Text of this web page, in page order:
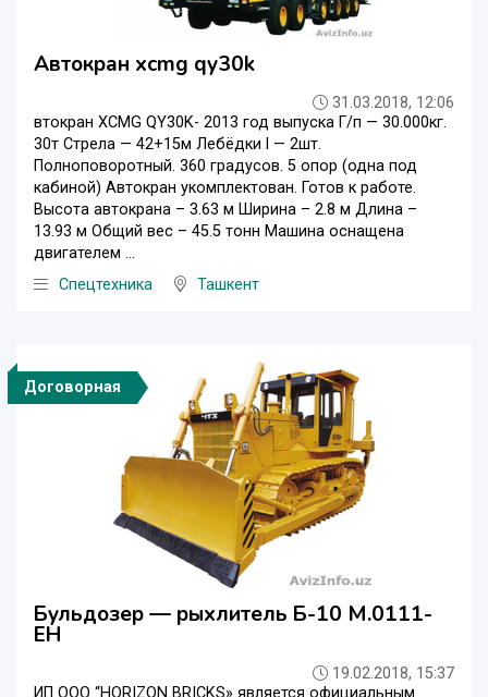
Автокран xcmg qy30k
31.03.2018, 12:06
втокран XCMG QY30K- 2013 год выпуска Г/п — 30.000кг.
30т Стрела — 42+15м Лебёдки l — 2шт.
Полноповоротный. 360 градусов. 5 опор (одна под
кабиной) Автокран укомплектован. Готов к работе.
Высота автокрана – 3.63 м Ширина – 2.8 м Длина –
13.93 м Общий вес – 45.5 тонн Машина оснащена
двигателем ...
Спецтехника
Ташкент
Договорная
Бульдозер — рыхлитель Б-10 М.0111-
ЕН
19.02.2018, 15:37
ИП ООО “HORIZON BRICKS» является официальным